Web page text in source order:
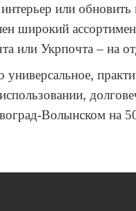
или
широкий
или Укрпочта – на
Волынском на